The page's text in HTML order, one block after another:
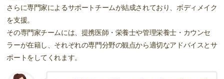
さらに専門家によるサポートチームが結成されており、ボディメイク
を支援。
その専門家チームには、提携医師・栄養士や管理栄養士・カウンセ
ラーが在籍し、それぞれの専門分野の観点から適切なアドバイスとサ
ポートをしてくれます。